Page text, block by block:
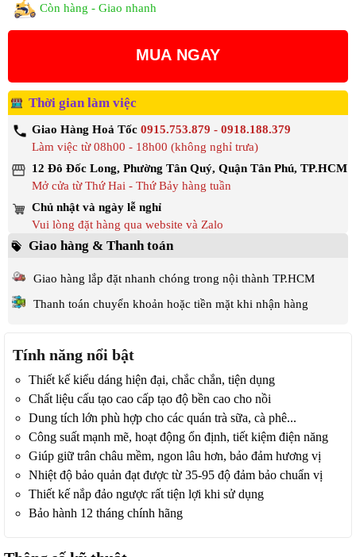
Còn hàng - Giao nhanh
MUA NGAY
Thời gian làm việc
Giao Hàng Hoả Tốc 0915.753.879 - 0918.188.379
Làm việc từ 08h00 - 18h00 (không nghỉ trưa)
12 Đô Đốc Long, Phường Tân Quý, Quận Tân Phú, TP.HCM
Mở cửa từ Thứ Hai - Thứ Bảy hàng tuần
Chủ nhật và ngày lễ nghỉ
Vui lòng đặt hàng qua website và Zalo
Giao hàng & Thanh toán
Giao hàng lắp đặt nhanh chóng trong nội thành TP.HCM
Thanh toán chuyển khoản hoặc tiền mặt khi nhận hàng
Tính năng nổi bật
Thiết kế kiểu dáng hiện đại, chắc chắn, tiện dụng
Chất liệu cấu tạo cao cấp tạo độ bền cao cho nồi
Dung tích lớn phù hợp cho các quán trà sữa, cà phê...
Công suất mạnh mẽ, hoạt động ổn định, tiết kiệm điện năng
Giúp giữ trân châu mềm, ngon lâu hơn, bảo đảm hương vị
Nhiệt độ bảo quản đạt được từ 35-95 độ đảm bảo chuẩn vị
Thiết kế nắp đảo ngược rất tiện lợi khi sử dụng
Bảo hành 12 tháng chính hãng